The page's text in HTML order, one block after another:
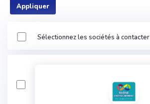
Appliquer
Sélectionnez les sociétés à contacter